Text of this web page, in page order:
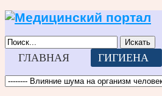
Искать
ГЛАВНАЯ ГИГИЕНА